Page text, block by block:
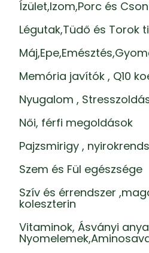
Ízület,Izom,Porc és
Légutak,Tüdő és Torok
Memória javítók , Q10
Nyugalom ,
Női, férfi megoldások
Pajzsmirigy ,
Szem és Fül egészsége
Szív és érrendszer
koleszterin
Vitaminok, Ásványi